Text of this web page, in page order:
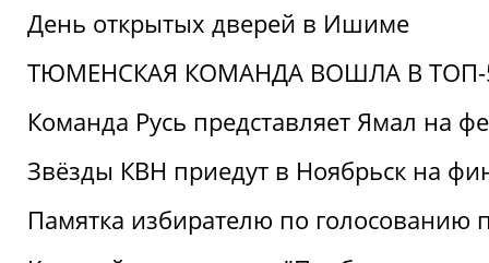
День открытых дверей в Ишиме
ТЮМЕНСКАЯ КОМАНДА ВОШЛА В ТОП-
Команда Русь представляет Ямал на
Звёзды КВН приедут в Ноябрьск на
Памятка избирателю по голосованию